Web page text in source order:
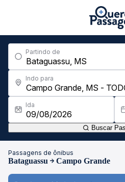
Partindo de
Indo para
Ida
Buscar
Passagens de ônibus
Bataguassu Campo Grande